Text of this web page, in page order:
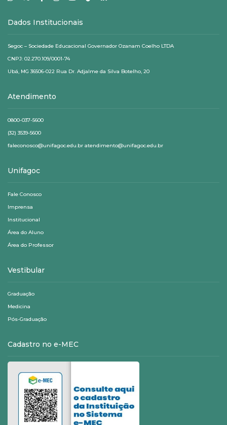
Dados Institucionais
Segoc – Sociedade Educacional Governador Ozanam Coelho LTDA
CNPJ: 02.270.109/0001-74
Ubá, MG 36506-022 Rua Dr. Adjalme da Silva Botelho, 20
Atendimento
0800-037-5600
(32) 3539-5600
faleconosco@unifagoc.edu.br atendimento@unifagoc.edu.br
Unifagoc
Fale Conosco
Imprensa
Institucional
Área do Aluno
Área do Professor
Vestibular
Graduação
Medicina
Pós-Graduação
Cadastro no e-MEC